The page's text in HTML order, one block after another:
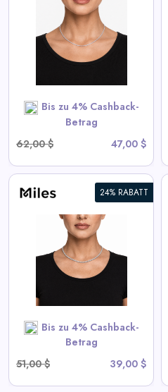
Bis zu 4% Cashback-
Betrag
62,00 $
47,00 $
6mm Iced CZ Tennis Chain
Halskette
View All Miles Deals
SHOP NOW
24% RABATT
Bis zu 4% Cashback-
Betrag
51,00 $
39,00 $
5mm Eiskalter CZ Tennis Kette
View All Miles Deals